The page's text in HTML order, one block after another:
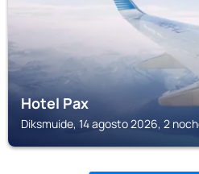
Hotel Pax
Diksmuide, 14 agosto 2026, 2